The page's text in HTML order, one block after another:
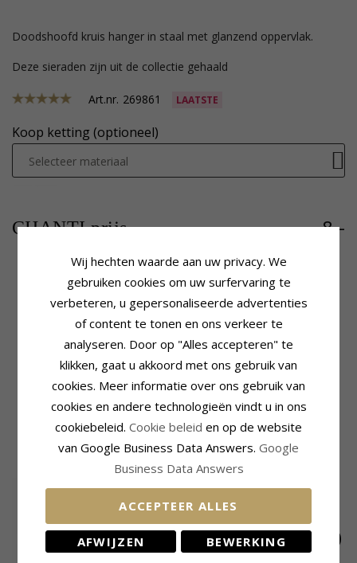
doodshoofd kruis hanger in staal met glanzend oppervlak.
Deze sieraden zijn uit de collectie gehaald
Art.nr. 269861 LAATSTE
Koop ketting (optioneel)
Selecteer materiaal
CHANTI prijs 8,-
Productinformatie
Bijvoeglijk Naamwoord:
Kruis
Hanger:Hanger
Edelmetaal: Staal
Zetting
40 mm
Levertijd
Levertijd:4-5 Weekdagen
MEEST POPULAIRE PRODUCTEN IN
CATEGORIE
Wij hechten waarde aan uw privacy. We
gebruiken cookies om uw surfervaring te
verbeteren, u gepersonaliseerde advertenties
of content te tonen en ons verkeer te
analyseren. Door op "Alles accepteren" te
klikken, gaat u akkoord met ons gebruik van
cookies. Meer informatie over ons gebruik van
cookies en andere technologieën vindt u in ons
cookiebeleid. Cookie beleid en op de website
van Google Business Data Answers. Google
Business Data Answers
ACCEPTEER ALLES
AFWIJZEN BEWERKING